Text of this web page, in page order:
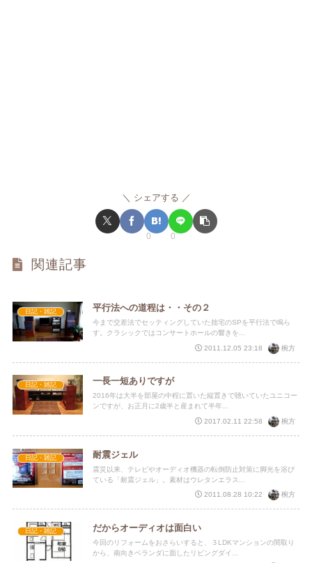
シェアする
0 0
関連記事
日記・雑記 平行法への道程は・・その２
今まで交差法でセッティングしていた拙宅のSPを平行法で鳴ら
す。クラシックではコンサートホールの響きを...
2011.12.05 23:18
椀方
日記・雑記 一長一短ありですが
2016年は大半を部屋の中程に置いた縦置きで聴いていたユニコー
ンですが、お正月に2歳半と産まれて半年...
2017.02.11 22:58
椀方
日記・雑記 耐震ジェル
震災以来、テレビやオーディオ機器の転倒防止対策に脚光を浴び
ている「耐震ジェル」。素材はウレタンエラス...
2011.08.28 10:22
椀方
日記・雑記 だからオーディオは面白い
今回のリフォームをおさらいすると、３LDKマンションの間取り
から、南向きベランダに面したリビングダイ...